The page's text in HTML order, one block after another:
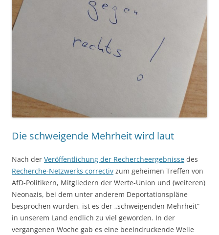
Die schweigende Mehrheit wird laut
Nach der Veröffentlichung der Rechercheergebnisse des
Recherche-Netzwerks correctiv zum geheimen Treffen von
AfD-Politikern, Mitgliedern der Werte-Union und (weiteren)
Neonazis, bei dem unter anderem Deportationspläne
besprochen wurden, ist es der „schweigenden Mehrheit“
in unserem Land endlich zu viel geworden. In der
vergangenen Woche gab es eine beeindruckende Welle